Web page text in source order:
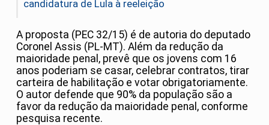
candidatura de Lula à reeleição
A proposta (PEC 32/15) é de autoria do deputado
Coronel Assis (PL-MT). Além da redução da
maioridade penal, prevê que os jovens com 16
anos poderiam se casar, celebrar contratos, tirar
carteira de habilitação e votar obrigatoriamente.
O autor defende que 90% da população são a
favor da redução da maioridade penal, conforme
pesquisa recente.